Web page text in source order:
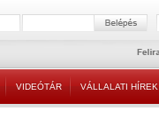
VIDEÓTÁR VÁLLALATI HÍREK